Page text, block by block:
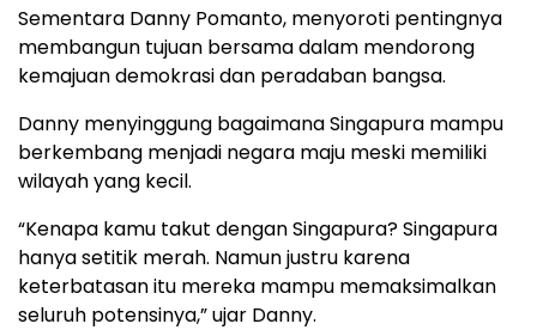
Sementara Danny Pomanto, menyoroti pentingnya
membangun tujuan bersama dalam mendorong
kemajuan demokrasi dan peradaban bangsa.
Danny menyinggung bagaimana Singapura mampu
berkembang menjadi negara maju meski memiliki
wilayah yang kecil.
“Kenapa kamu takut dengan Singapura? Singapura
hanya setitik merah. Namun justru karena
keterbatasan itu mereka mampu memaksimalkan
seluruh potensinya,” ujar Danny.